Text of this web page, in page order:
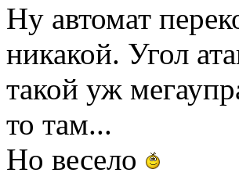
Ну автомат
никакой. Угол
такой уж
то там...
Но весело